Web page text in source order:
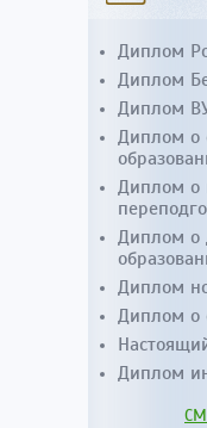
Диплом
Диплом
Диплом
Диплом о
Диплом о
Диплом о
Диплом
Диплом о
Диплом